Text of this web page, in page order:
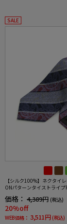
SALE
【シルク100%】ネクタイ
ONパターンタイストライプ
価格： 4,389円 (税込)
20%off
WEB価格： 3,511円 (税込)